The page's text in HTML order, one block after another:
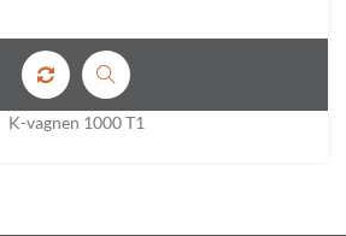
K-vagnen 1000 T1